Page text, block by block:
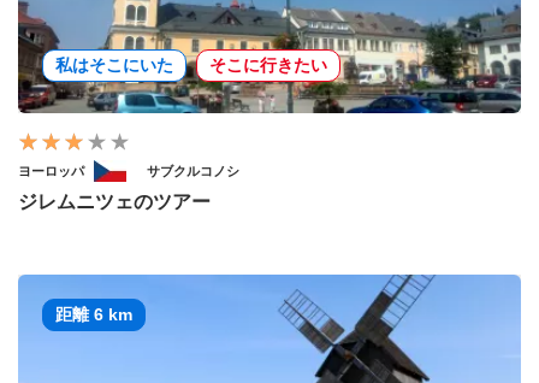
私はそこにいた そこに行きたい
ヨーロッパ サブクルコノシ
ジレムニツェのツアー
距離 6 km